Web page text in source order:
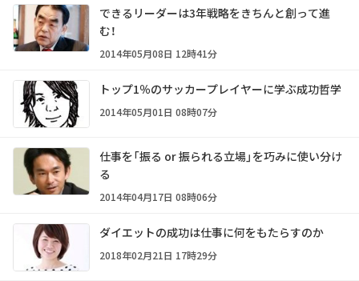
できるリーダーは3年戦略をきちんと創って進
む！
2014年05月08日 12時41分
トップ1％のサッカープレイヤーに学ぶ成功哲学
2014年05月01日 08時07分
仕事を「振る or 振られる立場」を巧みに使い分け
る
2014年04月17日 08時06分
ダイエットの成功は仕事に何をもたらすのか
2018年02月21日 17時29分